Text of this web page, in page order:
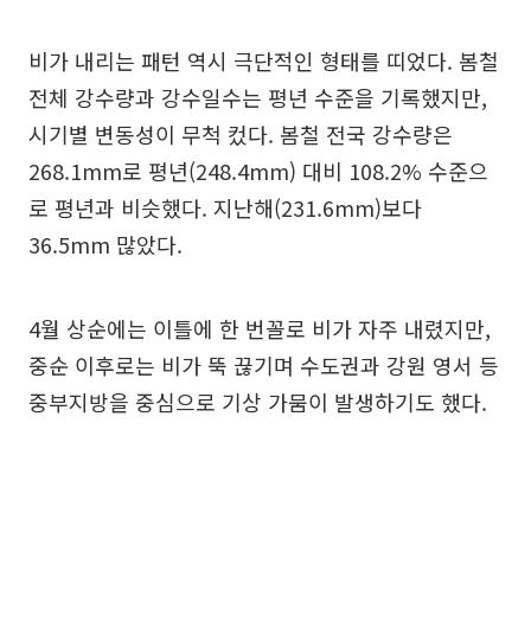
비가 내리는 패턴 역시 극단적인 형태를 띠었다. 봄철
전체 강수량과 강수일수는 평년 수준을 기록했지만,
시기별 변동성이 무척 컸다. 봄철 전국 강수량은
268.1mm로 평년(248.4mm) 대비 108.2% 수준으
로 평년과 비슷했다. 지난해(231.6mm)보다
36.5mm 많았다.
4월 상순에는 이틀에 한 번꼴로 비가 자주 내렸지만,
중순 이후로는 비가 뚝 끊기며 수도권과 강원 영서 등
중부지방을 중심으로 기상 가뭄이 발생하기도 했다.